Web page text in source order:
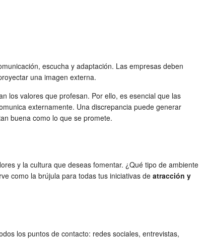
escucha y adaptación. Las empresas deben
una imagen externa.
los valores que profesan. Por ello, es esencial que las
externamente. Una discrepancia puede generar
buena como lo que se promete.
y la cultura que deseas fomentar. ¿Qué tipo de ambiente
como la brújula para todas tus iniciativas de atracción y
los puntos de contacto: redes sociales, entrevistas,